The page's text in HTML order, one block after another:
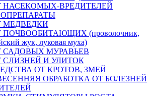
НАСЕКОМЫХ-ВРЕДИТЕЛЕЙ
МЕДВЕДКИ
ПОЧВООБИТАЮЩИХ (проволочник,
жук, луковая муха)
САДОВЫХ МУРАВЬЕВ
СЛИЗНЕЙ И УЛИТОК
ОТ КРОТОВ, ЗМЕЙ
ОБРАБОТКА ОТ БОЛЕЗНЕЙ